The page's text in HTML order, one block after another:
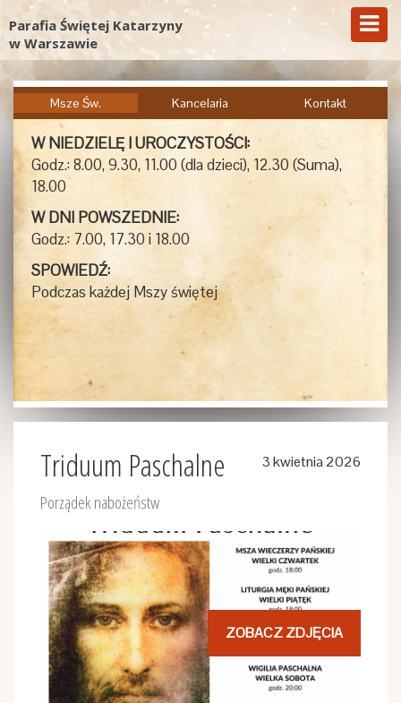
Parafia Świętej Katarzyny
w Warszawie
Msze Św. Kancelaria Kontakt
W NIEDZIELĘ I UROCZYSTOŚCI:
Godz.: 8.00, 9.30, 11.00 (dla dzieci), 12.30 (Suma),
18.00
W DNI POWSZEDNIE:
Godz.: 7.00, 17.30 i 18.00
SPOWIEDŹ:
Podczas każdej Mszy świętej
3 kwietnia 2026
Triduum Paschalne
Porządek nabożeństw
ZOBACZ ZDJĘCIA